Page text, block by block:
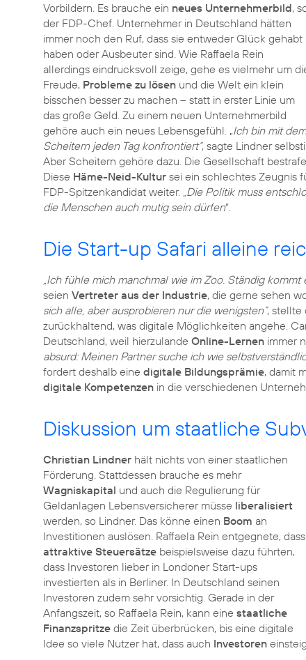
Vorbildern. Es brauche ein neues Unternehmerbild,
der FDP-Chef. Unternehmer in Deutschland hätten
immer noch den Ruf, dass sie entweder Glück gehabt
haben oder Ausbeuter sind. Wie Raffaela Rein
allerdings eindrucksvoll zeige, gehe es vielmehr um
Freude, Probleme zu lösen und die Welt ein klein
bisschen besser zu machen – statt in erster Linie um
das große Geld. Zu einem neuen Unternehmerbild
gehöre auch ein neues Lebensgefühl. „Ich bin mit dem
Scheitern jeden Tag konfrontiert“, sagte Lindner
Aber Scheitern gehöre dazu. Die Gesellschaft
Diese Häme-Neid-Kultur sei ein schlechtes Zeugnis
FDP-Spitzenkandidat weiter. „Die Politik muss
die Menschen auch mutig sein dürfen“.
Die Start-up Safari alleine
„Ich fühle mich manchmal wie im Zoo. Ständig kommt
seien Vertreter aus der Industrie, die gerne sehen
sich alle, aber ausprobieren nur die wenigsten“, stellte
zurückhaltend, was digitale Möglichkeiten angehe.
Deutschland, weil hierzulande Online-Lernen immer
absurd: Meinen Partner suche ich wie
fordert deshalb eine digitale Bildungsprämie, damit
digitale Kompetenzen in die verschiedenen
Diskussion um staatliche
Christian Lindner hält nichts von einer staatlichen
Förderung. Stattdessen brauche es mehr
Wagniskapital und auch die Regulierung für
Geldanlagen Lebensversicherer müsse liberalisiert
werden, so Lindner. Das könne einen Boom an
Investitionen auslösen. Raffaela Rein entgegnete, dass
attraktive Steuersätze beispielsweise dazu führten,
dass Investoren lieber in Londoner Start-ups
investierten als in Berliner. In Deutschland seinen
Investoren zudem sehr vorsichtig. Gerade in der
Anfangszeit, so Raffaela Rein, kann eine staatliche
Finanzspritze die Zeit überbrücken, bis eine digitale
Idee so viele Nutzer hat, dass auch Investoren